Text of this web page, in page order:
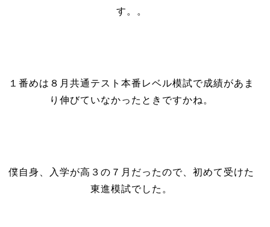
す。。
１番めは８月共通テスト本番レベル模試で成績があま
り伸びていなかったときですかね。
僕自身、入学が高３の７月だったので、初めて受けた
東進模試でした。